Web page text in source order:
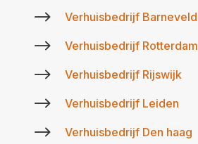
$ Verhuisbedrijf Barneveld
$ Verhuisbedrijf Rotterdam
$ Verhuisbedrijf Rijswijk
$ Verhuisbedrijf Leiden
$ Verhuisbedrijf Den haag